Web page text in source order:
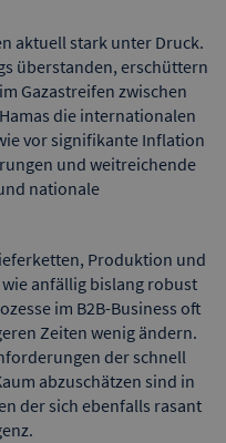
aktuell stark unter Druck.
überstanden, erschüttern
Gazastreifen zwischen
die internationalen
vor signifikante Inflation
und weitreichende
nationale
Produktion und
anfällig bislang robust
im B2B-Business oft
Zeiten wenig ändern.
der schnell
abzuschätzen sind in
der sich ebenfalls rasant